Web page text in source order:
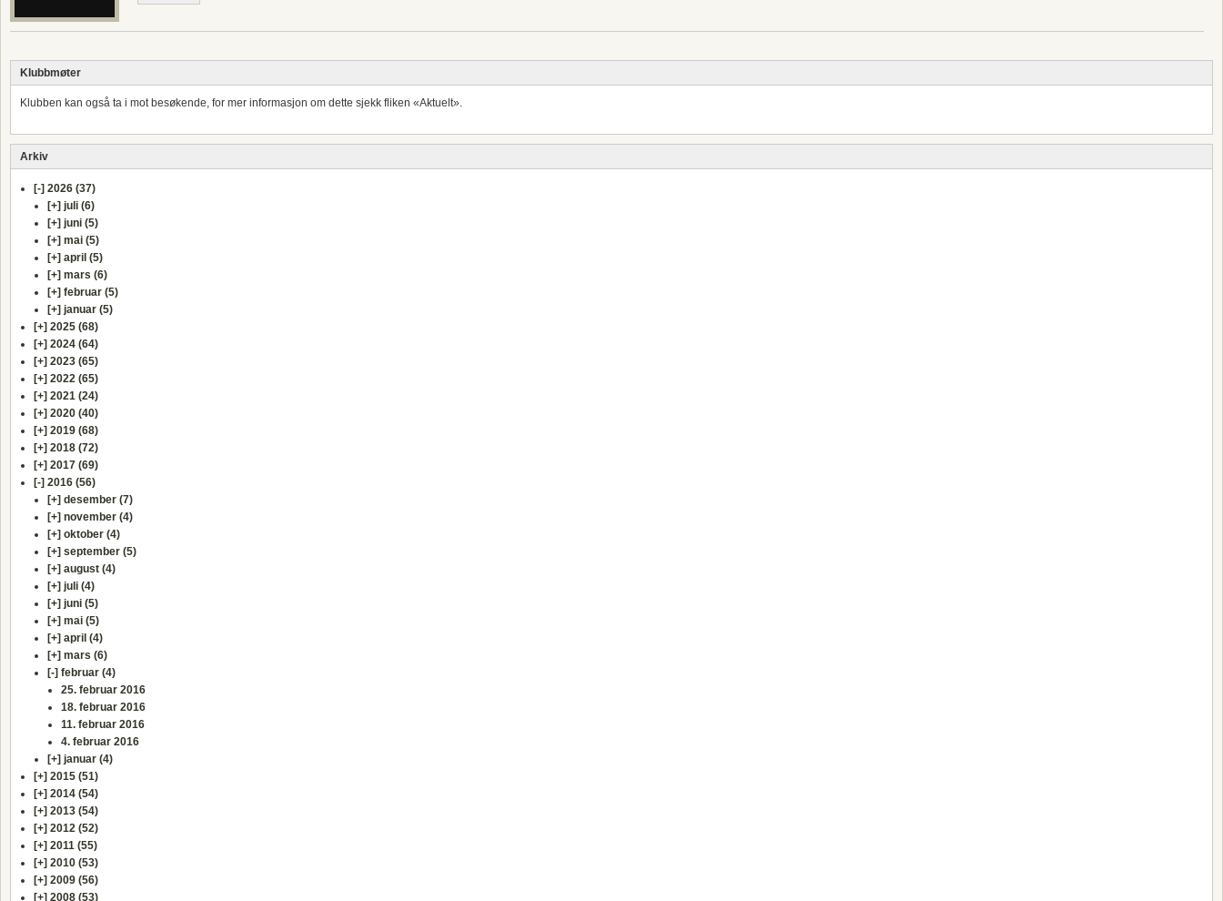
Klubbmøter
Klubben kan også ta i mot besøkende, for mer informasjon om dette sjekk fliken «Aktuelt».
Arkiv
[-] 2026 (37)
[+] juli (6)
[+] juni (5)
[+] mai (5)
[+] april (5)
[+] mars (6)
[+] februar (5)
[+] januar (5)
[+] 2025 (68)
[+] 2024 (64)
[+] 2023 (65)
[+] 2022 (65)
[+] 2021 (24)
[+] 2020 (40)
[+] 2019 (68)
[+] 2018 (72)
[+] 2017 (69)
[-] 2016 (56)
[+] desember (7)
[+] november (4)
[+] oktober (4)
[+] september (5)
[+] august (4)
[+] juli (4)
[+] juni (5)
[+] mai (5)
[+] april (4)
[+] mars (6)
[-] februar (4)
25. februar 2016
18. februar 2016
11. februar 2016
4. februar 2016
[+] januar (4)
[+] 2015 (51)
[+] 2014 (54)
[+] 2013 (54)
[+] 2012 (52)
[+] 2011 (55)
[+] 2010 (53)
[+] 2009 (56)
[+] 2008 (53)